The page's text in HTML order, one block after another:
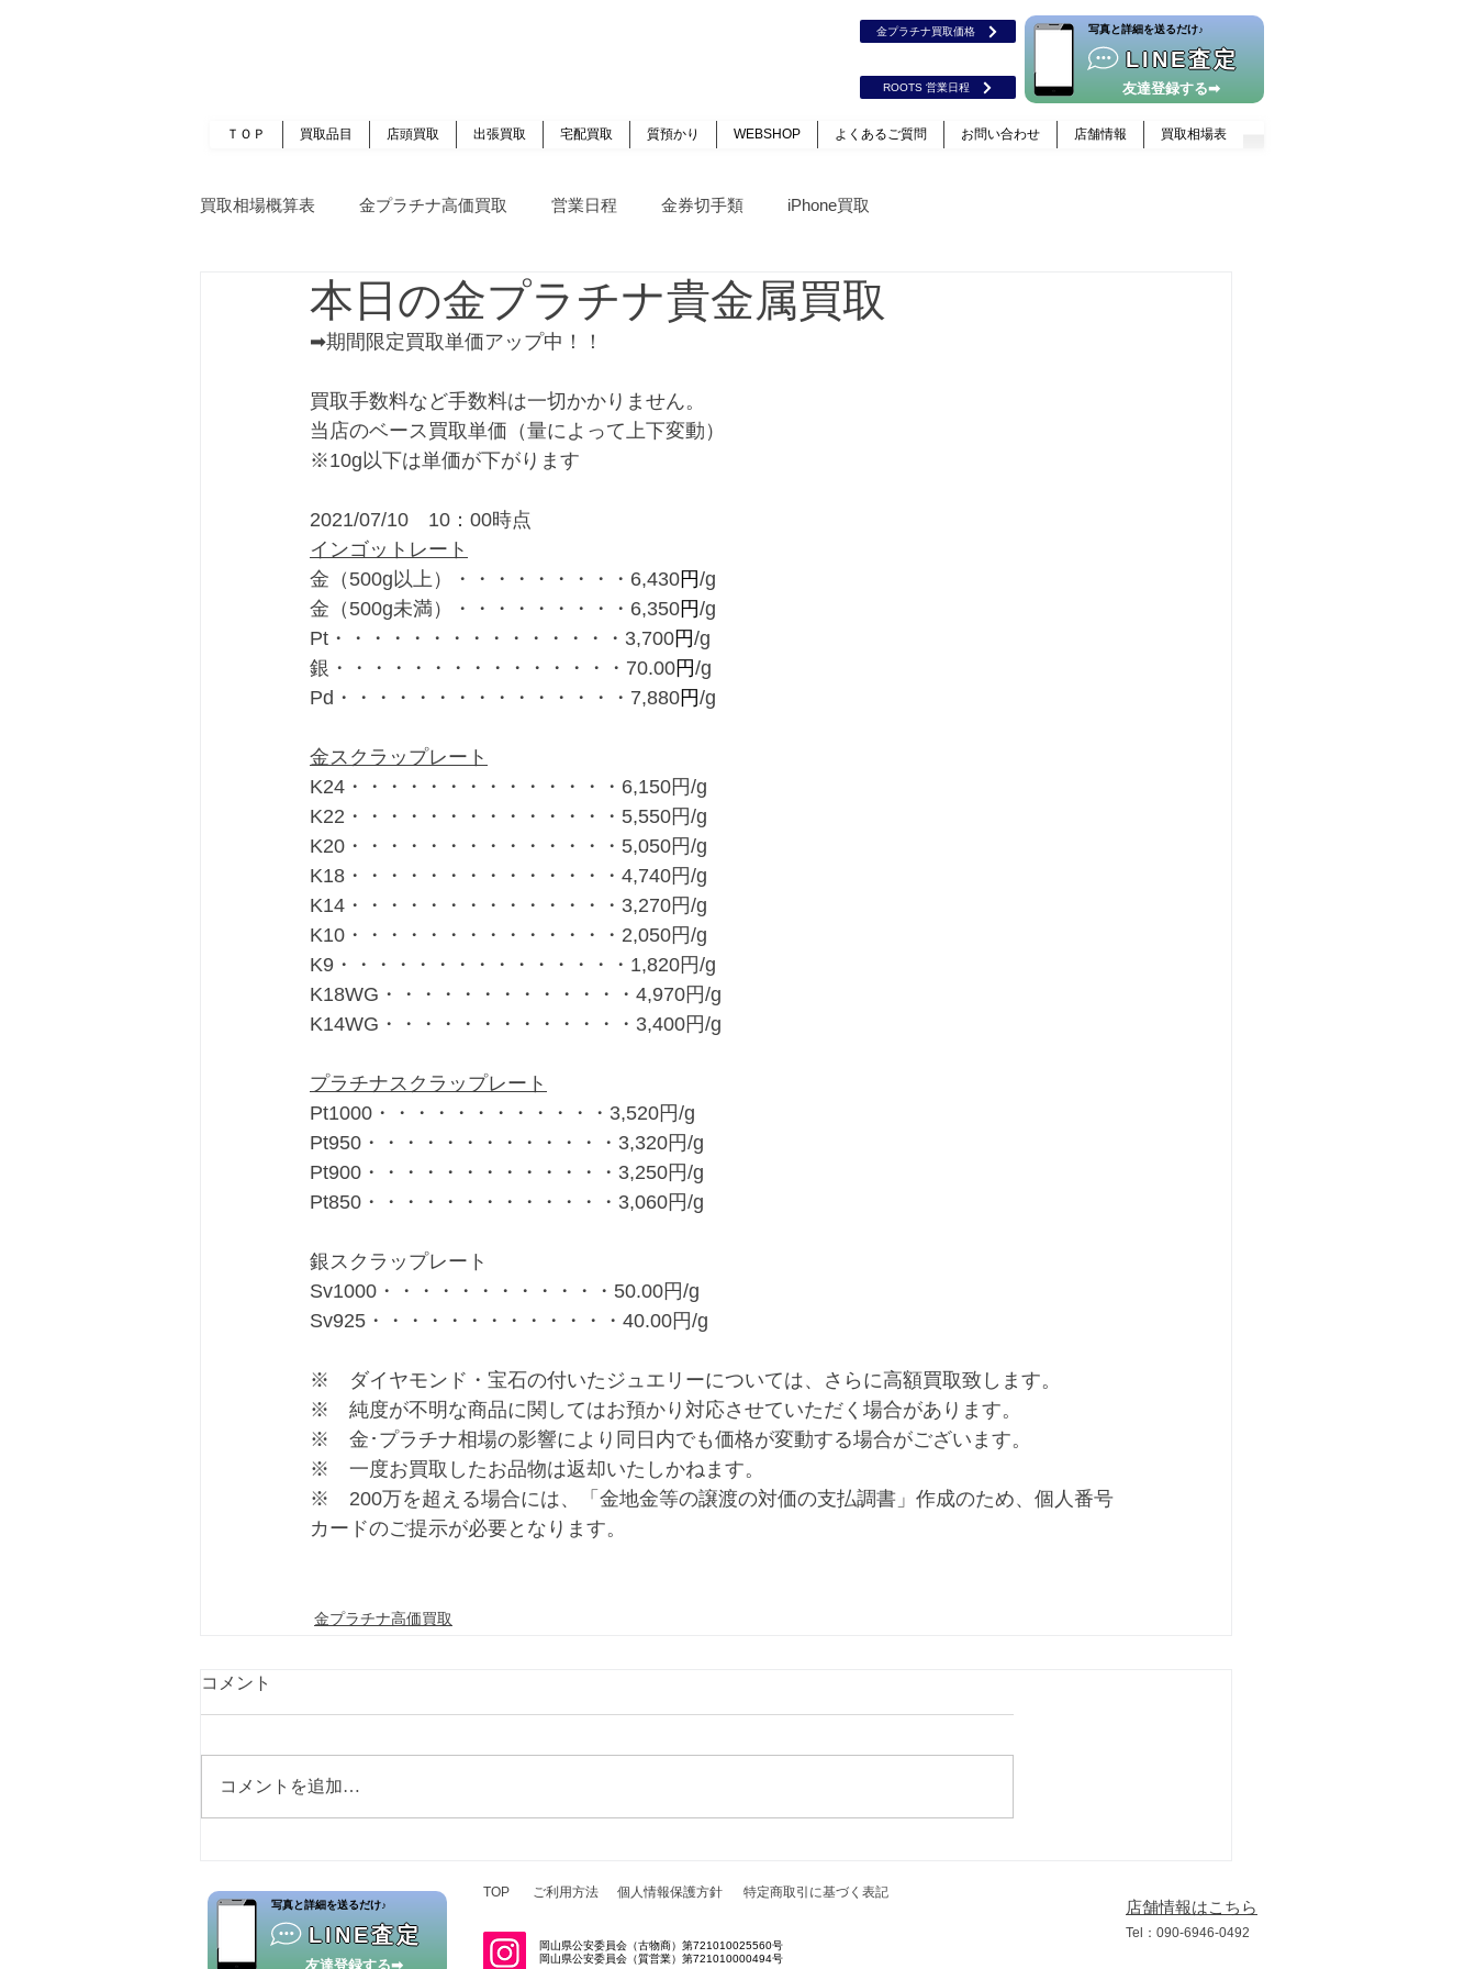
金プラチナ買取価格
ROOTS 営業日程
LINE査定
​写真と詳細を送るだけ♪
友達登録する➡
ＴＯＰ 買取品目 店頭買取 出張買取 宅配買取 質預かり WEBSHOP よくあるご質問 お問い合わせ 店舗情報 買取相場表
買取相場概算表 金プラチナ高価買取 営業日程 金券切手類 iPhone買取
本日の金プラチナ貴金属買取
➡期間限定買取単価アップ中！！
買取手数料など手数料は一切かかりません。
当店のベース買取単価（量によって上下変動）
※10g以下は単価が下がります
2021/07/10　10：00時点
インゴットレート
金（500g以上）・・・・・・・・・6,430円/g
金（500g未満）・・・・・・・・・6,350円/g
Pt・・・・・・・・・・・・・・・3,700円/g
銀・・・・・・・・・・・・・・・70.00円/g
Pd・・・・・・・・・・・・・・・7,880円/g
金スクラップレート
K24・・・・・・・・・・・・・・6,150円/g
K22・・・・・・・・・・・・・・5,550円/g
K20・・・・・・・・・・・・・・5,050円/g
K18・・・・・・・・・・・・・・4,740円/g
K14・・・・・・・・・・・・・・3,270円/g
K10・・・・・・・・・・・・・・2,050円/g
K9・・・・・・・・・・・・・・・1,820円/g
K18WG・・・・・・・・・・・・・4,970円/g
K14WG・・・・・・・・・・・・・3,400円/g
プラチナスクラップレート
Pt1000・・・・・・・・・・・・3,520円/g
Pt950・・・・・・・・・・・・・3,320円/g
Pt900・・・・・・・・・・・・・3,250円/g
Pt850・・・・・・・・・・・・・3,060円/g
銀スクラップレート
Sv1000・・・・・・・・・・・・50.00円/g
Sv925・・・・・・・・・・・・・40.00円/g
※　ダイヤモンド・宝石の付いたジュエリーについては、さらに高額買取致します。
※　純度が不明な商品に関してはお預かり対応させていただく場合があります。
※　金･プラチナ相場の影響により同日内でも価格が変動する場合がございます。
※　一度お買取したお品物は返却いたしかねます。
※　200万を超える場合には、「金地金等の譲渡の対価の支払調書」作成のため、個人番号
カードのご提示が必要となります。
金プラチナ高価買取
コメント
コメントを追加…
LINE査定
​写真と詳細を送るだけ♪
友達登録する➡
TOP ご利用方法 個人情報保護方針 特定商取引に基づく表記
岡山県公安委員会（古物商）第721010025560号
岡山県公安委員会（質営業）第721010000494号
店舗情報はこちら
​Tel：090-6946-0492